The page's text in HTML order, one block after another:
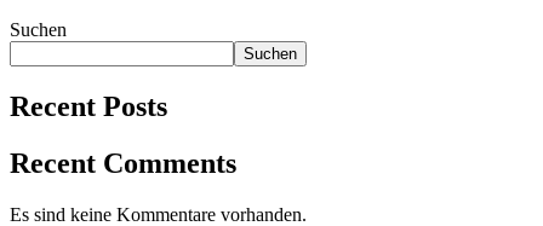
Suchen
Suchen
Recent Posts
Recent Comments
Es sind keine Kommentare vorhanden.